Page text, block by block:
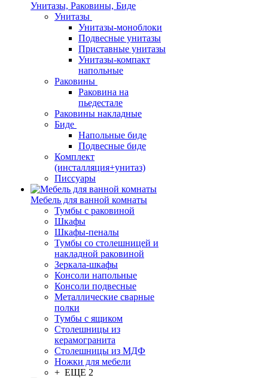
Унитазы, Раковины, Биде
Унитазы
Унитазы-моноблоки
Подвесные унитазы
Приставные унитазы
Унитазы-компакт
напольные
Раковины
Раковина на
пьедестале
Раковины накладные
Биде
Напольные биде
Подвесные биде
Комплект
(инсталляция+унитаз)
Писсуары
Мебель для ванной комнаты
Тумбы с раковиной
Шкафы
Шкафы-пеналы
Тумбы со столешницей и
накладной раковиной
Зеркала-шкафы
Консоли напольные
Консоли подвесные
Металлические сварные
полки
Тумбы с ящиком
Столешницы из
керамогранита
Столешницы из МДФ
Ножки для мебели
+ ЕЩЕ 2